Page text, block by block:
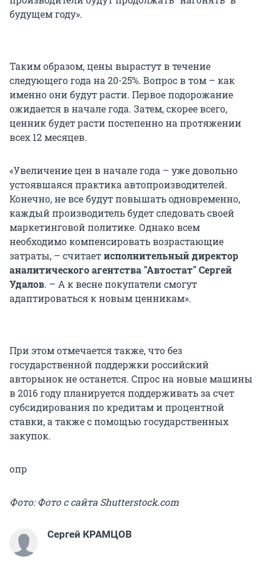
будущем году».
Таким образом, цены вырастут в течение
следующего года на 20-25%. Вопрос в том – как
именно они будут расти. Первое подорожание
ожидается в начале года. Затем, скорее всего,
ценник будет расти постепенно на протяжении
всех 12 месяцев.
«Увеличение цен в начале года – уже довольно
устоявшаяся практика автопроизводителей.
Конечно, не все будут повышать одновременно,
каждый производитель будет следовать своей
маркетинговой политике. Однако всем
необходимо компенсировать возрастающие
затраты, – считаетисполнительный директор
аналитического агентства "Автостат" Сергей
Удалов. – А к весне покупатели смогут
адаптироваться к новым ценникам».
При этом отмечается также, что без
государственной поддержки российский
авторынок не останется. Спрос на новые машины
в 2016 году планируется поддерживать за счет
субсидирования по кредитам и процентной
ставки, а также с помощью государственных
закупок.
опр
Фото: Фото с сайта Shutterstock.com
Сергей КРАМЦОВ